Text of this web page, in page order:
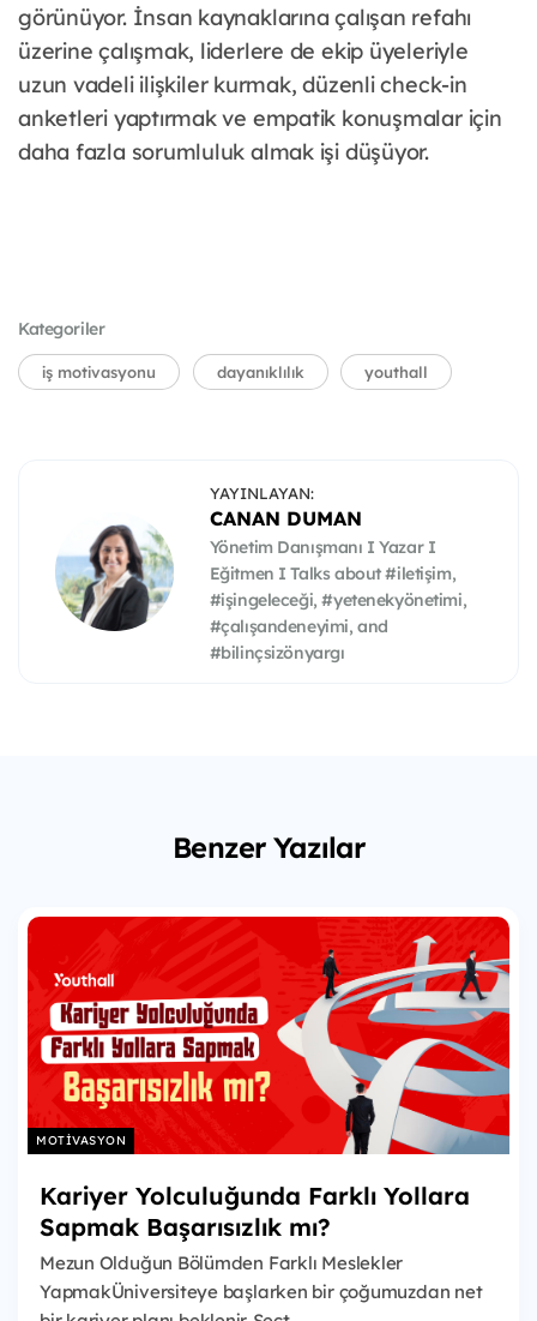
görünüyor. İnsan kaynaklarına çalışan refahı
üzerine çalışmak, liderlere de ekip üyeleriyle
uzun vadeli ilişkiler kurmak, düzenli check-in
anketleri yaptırmak ve empatik konuşmalar için
daha fazla sorumluluk almak işi düşüyor.
Kategoriler
iş motivasyonu dayanıklılık youthall
YAYINLAYAN:
CANAN DUMAN
Yönetim Danışmanı I Yazar I
Eğitmen I Talks about #iletişim,
#işingeleceği, #yetenekyönetimi,
#çalışandeneyimi, and
#bilinçsizönyargı
Benzer Yazılar
MOTIVASYON
Kariyer Yolculuğunda Farklı Yollara
Sapmak Başarısızlık mı?
Mezun Olduğun Bölümden Farklı Meslekler
YapmakÜniversiteye başlarken bir çoğumuzdan net